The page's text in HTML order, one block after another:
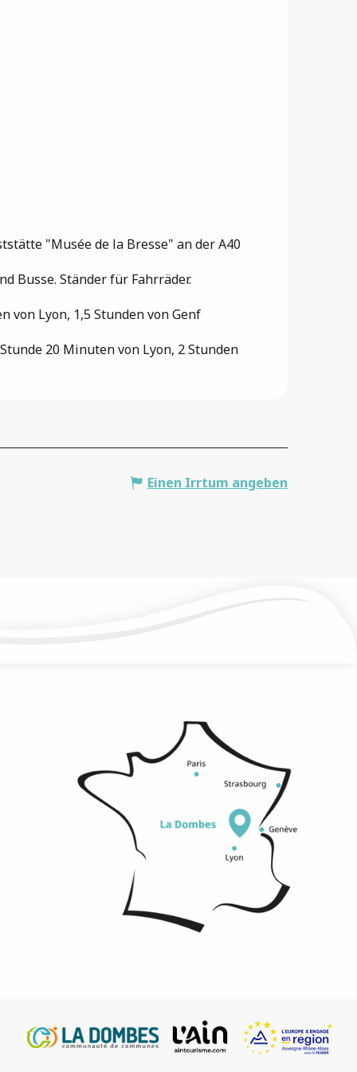
"Musée de la Bresse" an der A40
Busse. Ständer für Fahrräder.
von Lyon, 1,5 Stunden von Genf
20 Minuten von Lyon, 2 Stunden
Einen Irrtum angeben